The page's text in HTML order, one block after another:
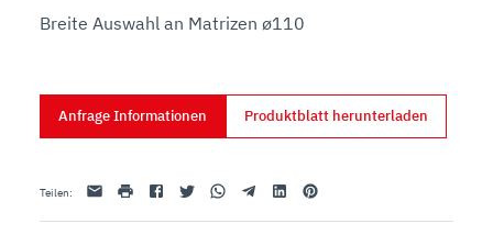
Breite Auswahl an Matrizen ø110
Anfrage Informationen Produktblatt herunterladen
Teilen: Email druckenFacebookTwitterWhatsappTelegramLinkedinPinterest